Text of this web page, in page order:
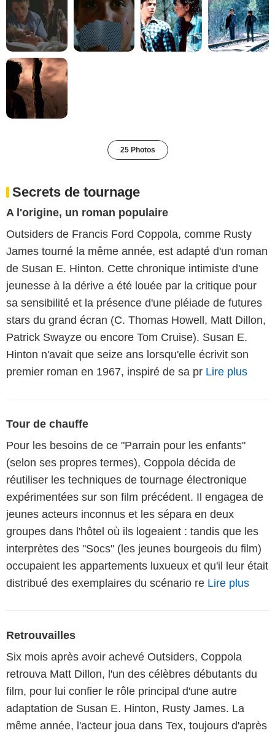
25 Photos
Secrets de tournage
A l'origine, un roman populaire
Outsiders de Francis Ford Coppola, comme Rusty
James tourné la même année, est adapté d'un roman
de Susan E. Hinton. Cette chronique intimiste d'une
jeunesse à la dérive a été louée par la critique pour
sa sensibilité et la présence d'une pléiade de futures
stars du grand écran (C. Thomas Howell, Matt Dillon,
Patrick Swayze ou encore Tom Cruise). Susan E.
Hinton n'avait que seize ans lorsqu'elle écrivit son
premier roman en 1967, inspiré de sa pr Lire plus
Tour de chauffe
Pour les besoins de ce "Parrain pour les enfants"
(selon ses propres termes), Coppola décida de
réutiliser les techniques de tournage électronique
expérimentées sur son film précédent. Il engagea de
jeunes acteurs inconnus et les sépara en deux
groupes dans l'hôtel où ils logeaient : tandis que les
interprètes des "Socs" (les jeunes bourgeois du film)
occupaient les appartements luxueux et qu'il leur était
distribué des exemplaires du scénario re Lire plus
Retrouvailles
Six mois après avoir achevé Outsiders, Coppola
retrouva Matt Dillon, l'un des célèbres débutants du
film, pour lui confier le rôle principal d'une autre
adaptation de Susan E. Hinton, Rusty James. La
même année, l'acteur joua dans Tex, toujours d'après